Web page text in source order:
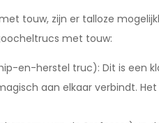
touw, zijn er talloze
met touw:
en-herstel truc): Dit is een
aan elkaar verbindt.